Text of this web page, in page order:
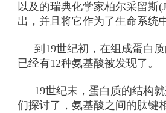
以及的瑞典化学家柏尔采留斯
出，并且将它作为了生命系统
到19世纪初，在组成蛋白质
已经有12种氨基酸被发现了。
19世纪末，蛋白质的结构
们探讨了，氨基酸之间的肽键